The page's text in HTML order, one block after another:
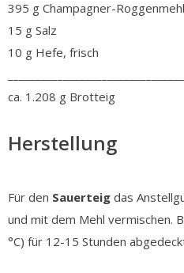
395 g Champagner-
15 g Salz
10 g Hefe, frisch
ca. 1.208 g Brotteig
Herstellung
Für den Sauerteig das
und mit dem Mehl vermischen.
°C) für 12-15 Stunden